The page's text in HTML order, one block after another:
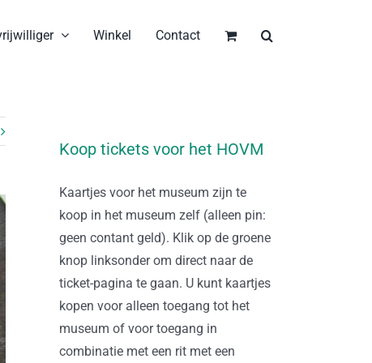
Winkel Contact
Koop tickets voor het HOVM
Kaartjes voor het museum zijn te
koop in het museum zelf (alleen pin:
geen contant geld). Klik op de groene
knop linksonder om direct naar de
ticket-pagina te gaan. U kunt kaartjes
kopen voor alleen toegang tot het
museum of voor toegang in
combinatie met een rit met een